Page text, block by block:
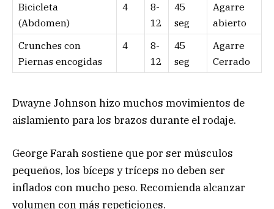
Bicicleta
(Abdomen)
4
8-
12
45
seg
Agarre
abierto
Crunches con
Piernas encogidas
4
8-
12
45
seg
Agarre
Cerrado
Dwayne Johnson hizo muchos movimientos de
aislamiento para los brazos durante el rodaje.
George Farah sostiene que por ser músculos
pequeños, los bíceps y tríceps no deben ser
inflados con mucho peso. Recomienda alcanzar
volumen con más repeticiones.